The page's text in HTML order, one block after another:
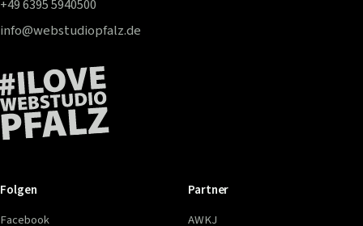
+49 6395 5940500
info@webstudiopfalz.de
Folgen
Facebook
Partner
AWKJ